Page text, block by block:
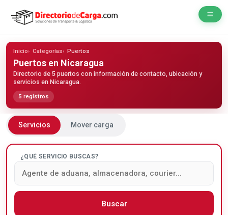
Inicio Categorías Puertos
Puertos en Nicaragua
Directorio de 5 puertos con información de contacto, ubicación y
servicios en Nicaragua.
5 registros
Servicios Mover carga
¿QUÉ SERVICIO BUSCAS?
Buscar